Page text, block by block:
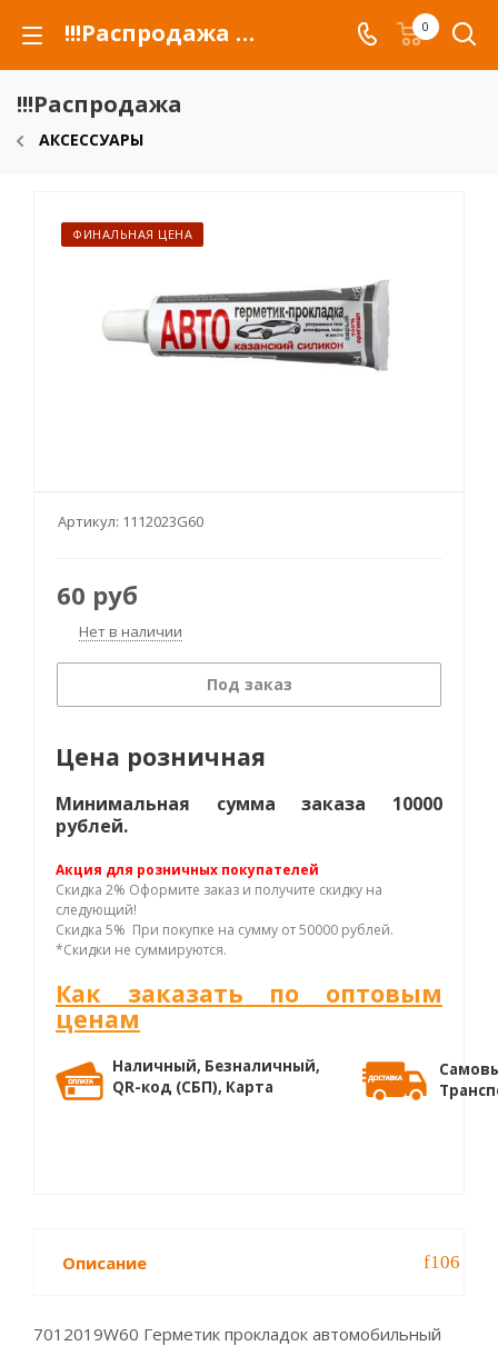
!!!Распродажа для автомобилей российских марок и сельхозтехники 0
!!!Распродажа
АКСЕССУАРЫ
ФИНАЛЬНАЯ ЦЕНА
Артикул: 1112023G60
60 руб
Нет в наличии
Под заказ
Цена розничная
Минимальная сумма заказа 10000
рублей.
Акция для розничных покупателей
Скидка 2% Оформите заказ и получите скидку на
следующий!
Скидка 5% При покупке на сумму от 50000 рублей.
*Скидки не суммируются.
Как заказать по оптовым
ценам
Наличный, Безналичный,
QR-код (СБП), Карта
Описание
7012019W60 Герметик прокладок автомобильный